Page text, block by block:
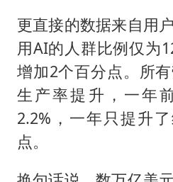
更直接的数据来自用
用AI的人群比例仅为
增加2个百分点。所
生产率提升，一年
2.2%，一年只提升
点。